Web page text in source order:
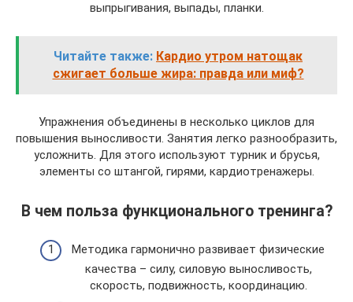
выпрыгивания, выпады, планки.
Читайте также: Кардио утром натощак
сжигает больше жира: правда или миф?
Упражнения объединены в несколько циклов для
повышения выносливости. Занятия легко разнообразить,
усложнить. Для этого используют турник и брусья,
элементы со штангой, гирями, кардиотренажеры.
В чем польза функционального тренинга?
Методика гармонично развивает физические
качества – силу, силовую выносливость,
скорость, подвижность, координацию.